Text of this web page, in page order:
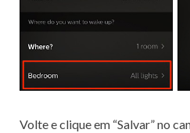
Volte e clique em “Salvar” no